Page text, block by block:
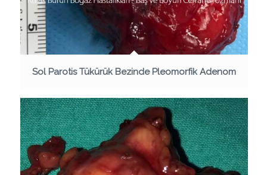
Sol Parotis Tükürük Bezinde Pleomorfik Adenom